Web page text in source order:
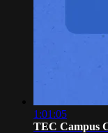
1:01:05
TEC Campus